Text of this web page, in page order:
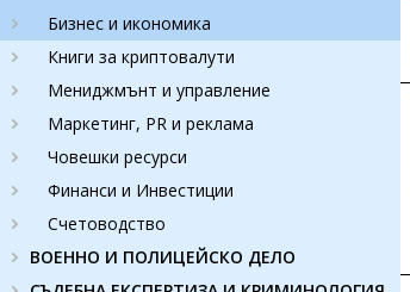
Бизнес и икономика
Книги за криптовалути
Мениджмънт и управление
Маркетинг, PR и реклама
Човешки ресурси
Финанси и Инвестиции
Счетоводство
ВОЕННО И ПОЛИЦЕЙСКО ДЕЛО